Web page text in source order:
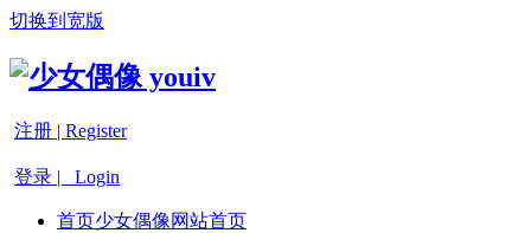
切换到宽版
注册 | Register
登录 | Login
首页少女偶像网站首页